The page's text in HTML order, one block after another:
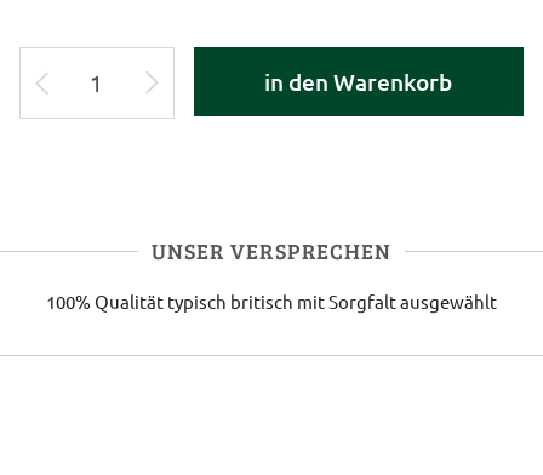
in den Warenkorb
UNSER VERSPRECHEN
100% Qualität typisch britisch mit Sorgfalt ausgewählt